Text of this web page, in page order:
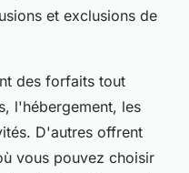
et exclusions de
des forfaits tout
l'hébergement, les
D'autres offrent
vous pouvez choisir